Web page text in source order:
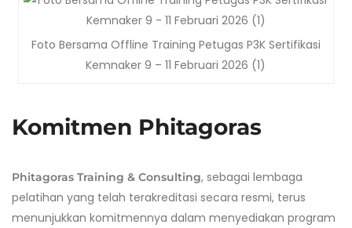
Foto Bersama Offline Training Petugas P3K Sertifikasi
Kemnaker 9 – 11 Februari 2026 (1)
Komitmen Phitagoras
Phitagoras Training & Consulting, sebagai lembaga
pelatihan yang telah terakreditasi secara resmi, terus
menunjukkan komitmennya dalam menyediakan program